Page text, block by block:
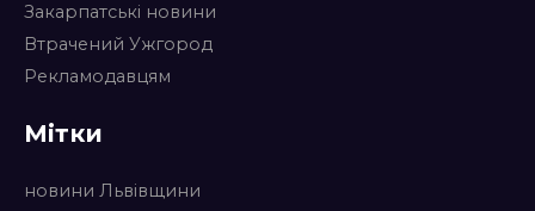
Закарпатські новини
Втрачений Ужгород
Рекламодавцям
Мітки
новини Львівщини